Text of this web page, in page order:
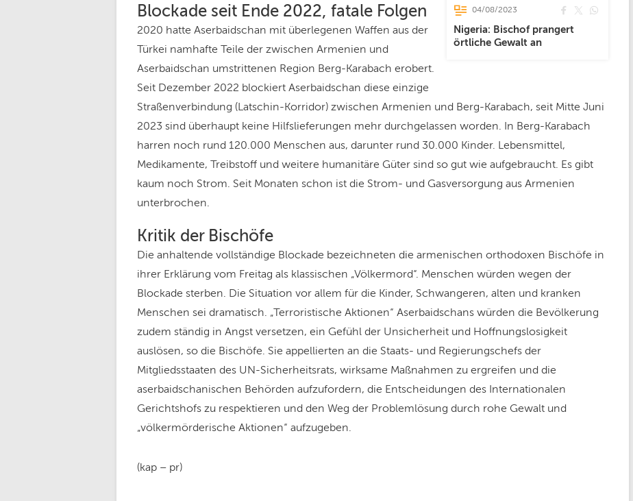
04/08/2023
Nigeria: Bischof prangert
örtliche Gewalt an
Blockade seit Ende 2022, fatale Folgen
2020 hatte Aserbaidschan mit überlegenen Waffen aus der
Türkei namhafte Teile der zwischen Armenien und
Aserbaidschan umstrittenen Region Berg-Karabach erobert.
Seit Dezember 2022 blockiert Aserbaidschan diese einzige
Straßenverbindung (Latschin-Korridor) zwischen Armenien und Berg-Karabach, seit Mitte Juni
2023 sind überhaupt keine Hilfslieferungen mehr durchgelassen worden. In Berg-Karabach
harren noch rund 120.000 Menschen aus, darunter rund 30.000 Kinder. Lebensmittel,
Medikamente, Treibstoff und weitere humanitäre Güter sind so gut wie aufgebraucht. Es gibt
kaum noch Strom. Seit Monaten schon ist die Strom- und Gasversorgung aus Armenien
unterbrochen.
Kritik der Bischöfe
Die anhaltende vollständige Blockade bezeichneten die armenischen orthodoxen Bischöfe in
ihrer Erklärung vom Freitag als klassischen „Völkermord“. Menschen würden wegen der
Blockade sterben. Die Situation vor allem für die Kinder, Schwangeren, alten und kranken
Menschen sei dramatisch. „Terroristische Aktionen“ Aserbaidschans würden die Bevölkerung
zudem ständig in Angst versetzen, ein Gefühl der Unsicherheit und Hoffnungslosigkeit
auslösen, so die Bischöfe. Sie appellierten an die Staats- und Regierungschefs der
Mitgliedsstaaten des UN-Sicherheitsrats, wirksame Maßnahmen zu ergreifen und die
aserbaidschanischen Behörden aufzufordern, die Entscheidungen des Internationalen
Gerichtshofs zu respektieren und den Weg der Problemlösung durch rohe Gewalt und
„völkermörderische Aktionen“ aufzugeben.
(kap – pr)